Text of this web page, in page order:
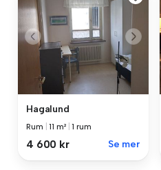
Hagalund
Rum |11 m² |1 rum
4 600 kr Se mer